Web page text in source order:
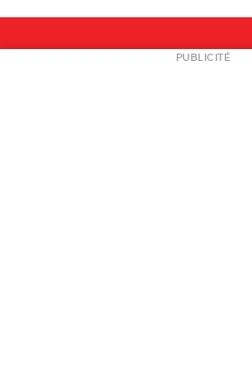
NEWSLETTER
PUBLICITÉ